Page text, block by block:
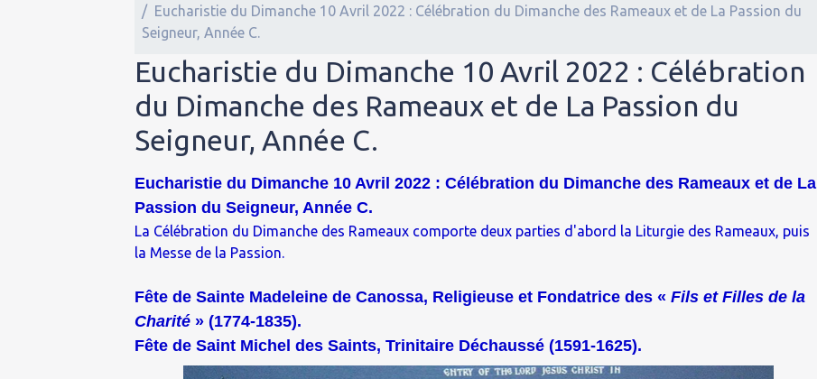
Eucharistie du Dimanche 10 Avril 2022 : Célébration du Dimanche des Rameaux et de La Passion du
Seigneur, Année C.
Eucharistie du Dimanche 10 Avril 2022 : Célébration
du Dimanche des Rameaux et de La Passion du
Seigneur, Année C.
Eucharistie du Dimanche 10 Avril 2022 : Célébration du Dimanche des Rameaux et de La
Passion du Seigneur, Année C.
La Célébration du Dimanche des Rameaux comporte deux parties d'abord la Liturgie des Rameaux, puis
la Messe de la Passion.
Fête de Sainte Madeleine de Canossa, Religieuse et Fondatrice des «Fils et Filles de la
Charité » (1774-1835).
Fête de Saint Michel des Saints, Trinitaire Déchaussé (1591-1625).